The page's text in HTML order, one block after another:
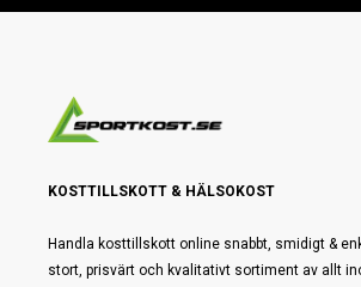
KOSTTILLSKOTT & HÄLSOKOST
Handla kosttillskott online snabbt, smidigt &
stort, prisvärt och kvalitativt sortiment av allt